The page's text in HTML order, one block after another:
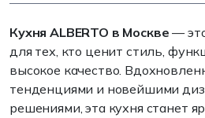
Кухня ALBERTO в Москве —
для тех, кто ценит стиль,
высокое качество.
тенденциями и новейшими
решениями, эта кухня станет